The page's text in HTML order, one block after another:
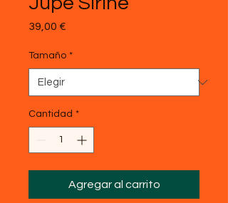
39,00 €
Tamaño *
Cantidad *
Agregar al carrito